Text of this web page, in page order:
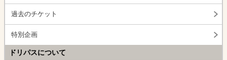
過去のチケット
特別企画
ドリパスについて